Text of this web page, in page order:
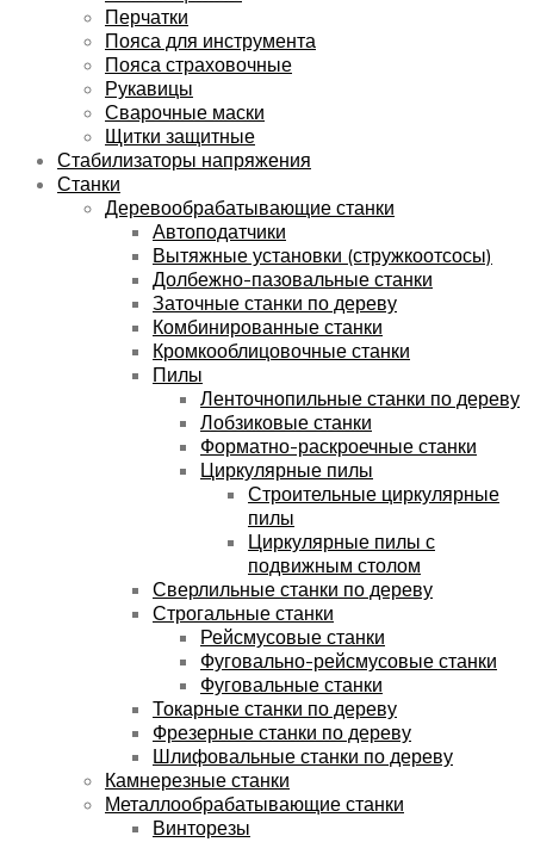
Перчатки
Пояса для инструмента
Пояса страховочные
Рукавицы
Сварочные маски
Щитки защитные
Стабилизаторы напряжения
Станки
Деревообрабатывающие станки
Автоподатчики
Вытяжные установки (стружкоотсосы)
Долбежно-пазовальные станки
Заточные станки по дереву
Комбинированные станки
Кромкооблицовочные станки
Пилы
Ленточнопильные станки по дереву
Лобзиковые станки
Форматно-раскроечные станки
Циркулярные пилы
Строительные циркулярные
пилы
Циркулярные пилы с
подвижным столом
Сверлильные станки по дереву
Строгальные станки
Рейсмусовые станки
Фуговально-рейсмусовые станки
Фуговальные станки
Токарные станки по дереву
Фрезерные станки по дереву
Шлифовальные станки по дереву
Камнерезные станки
Металлообрабатывающие станки
Винторезы